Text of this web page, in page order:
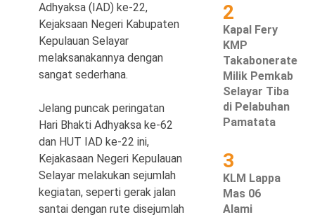
Pendidikan
Edukasi
Adhyaksa (IAD) ke-22,
Kejaksaan Negeri Kabupaten
Kepulauan Selayar
melaksanakannya dengan
sangat sederhana.
Jelang puncak peringatan
Hari Bhakti Adhyaksa ke-62
dan HUT IAD ke-22 ini,
Kejakasaan Negeri Kepulauan
Selayar melakukan sejumlah
kegiatan, seperti gerak jalan
santai dengan rute disejumlah
2
Kapal Fery
KMP
Takabonerate
Milik Pemkab
Selayar Tiba
di Pelabuhan
Pamatata
3
KLM Lappa
Mas 06
Alami